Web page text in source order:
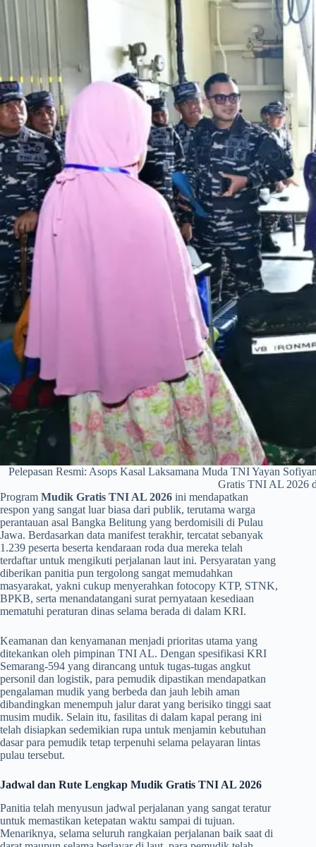
Pelepasan Resmi: Asops Kasal Laksamana Muda TNI Yayan
Gratis TNI AL 2026
​Program Mudik Gratis TNI AL 2026 ini mendapatkan
respon yang sangat luar biasa dari publik, terutama warga
perantauan asal Bangka Belitung yang berdomisili di Pulau
Jawa. Berdasarkan data manifest terakhir, tercatat sebanyak
1.239 peserta beserta kendaraan roda dua mereka telah
terdaftar untuk mengikuti perjalanan laut ini. Persyaratan yang
diberikan panitia pun tergolong sangat memudahkan
masyarakat, yakni cukup menyerahkan fotocopy KTP, STNK,
BPKB, serta menandatangani surat pernyataan kesediaan
mematuhi peraturan dinas selama berada di dalam KRI.
​Keamanan dan kenyamanan menjadi prioritas utama yang
ditekankan oleh pimpinan TNI AL. Dengan spesifikasi KRI
Semarang-594 yang dirancang untuk tugas-tugas angkut
personil dan logistik, para pemudik dipastikan mendapatkan
pengalaman mudik yang berbeda dan jauh lebih aman
dibandingkan menempuh jalur darat yang berisiko tinggi saat
musim mudik. Selain itu, fasilitas di dalam kapal perang ini
telah disiapkan sedemikian rupa untuk menjamin kebutuhan
dasar para pemudik tetap terpenuhi selama pelayaran lintas
pulau tersebut.
Jadwal dan Rute Lengkap Mudik Gratis TNI AL 2026
​Panitia telah menyusun jadwal perjalanan yang sangat teratur
untuk memastikan ketepatan waktu sampai di tujuan.
Menariknya, selama seluruh rangkaian perjalanan baik saat di